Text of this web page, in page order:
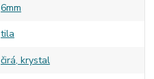
6mm
tila
čirá, krystal